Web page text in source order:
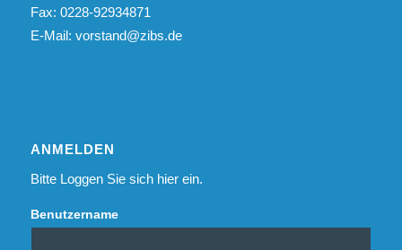
Fax: 0228-92934871
E-Mail: vorstand@zibs.de
ANMELDEN
Bitte Loggen Sie sich hier ein.
Benutzername